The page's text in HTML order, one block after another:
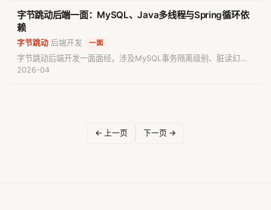
字节跳动后端一面：MySQL、Java多线程与Spring循环依
赖
字节跳动 后端开发 一面
字节跳动后端开发一面面经，涉及MySQL事务隔离级别、脏读幻读
不可重复读、B+树索引原理、联合索引实现、线程与进程区别、
2026-04
← 上一页 下一页 →